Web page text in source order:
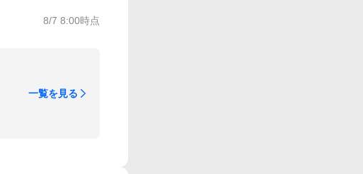
8/7 8:00時点
一覧を見る